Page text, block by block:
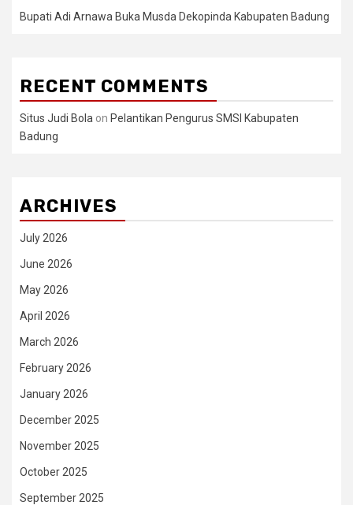
Bupati Adi Arnawa Buka Musda Dekopinda Kabupaten Badung
RECENT COMMENTS
Situs Judi Bola on Pelantikan Pengurus SMSI Kabupaten
Badung
ARCHIVES
July 2026
June 2026
May 2026
April 2026
March 2026
February 2026
January 2026
December 2025
November 2025
October 2025
September 2025